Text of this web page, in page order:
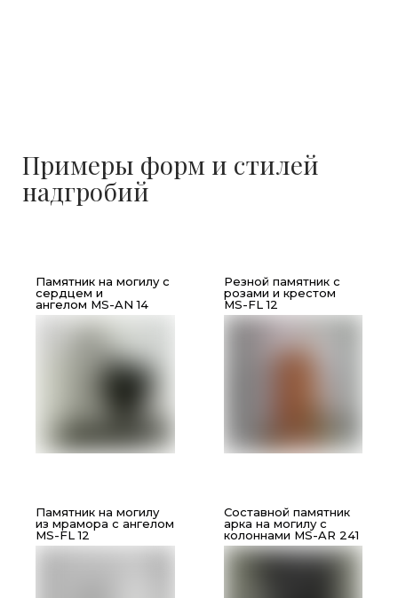
Примеры форм и стилей
надгробий
Памятник на могилу с
сердцем и
ангелом MS-AN 14
Резной памятник с
розами и крестом
MS-FL 12
Памятник на могилу
из мрамора с ангелом
MS-FL 12
Составной памятник
арка на могилу с
колоннами MS-AR 241